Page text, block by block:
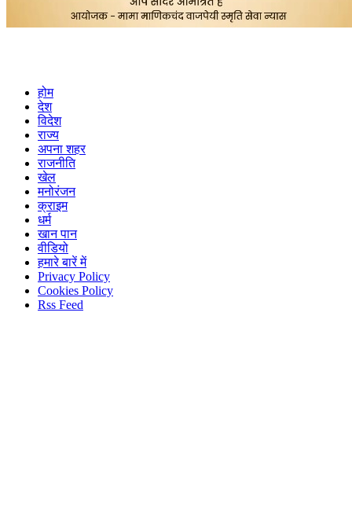
होम
देश
विदेश
राज्य
अपना शहर
राजनीति
खेल
मनोरंजन
क्राइम
धर्म
खान पान
वीडियो
हमारे बारें में
Privacy Policy
Cookies Policy
Rss Feed